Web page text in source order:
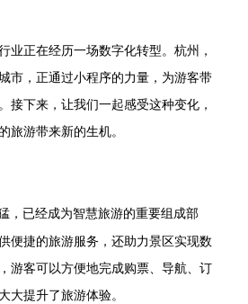
业正在经历一场数字化转型。杭州，
市，正通过小程序的力量，为游客带
接下来，让我们一起感受这种变化，
旅游带来新的生机。
，已经成为智慧旅游的重要组成部
便捷的旅游服务，还助力景区实现数
游客可以方便地完成购票、导航、订
大提升了旅游体验。